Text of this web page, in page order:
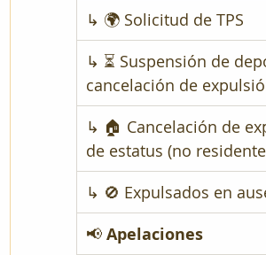
↳ 🌍 Solicitud de TPS
↳ ⏳ Suspensión de
cancelación de
↳ 🏠 Cancelación de
de estatus (no
↳ 🚫 Expulsados en
📢 Apelaciones